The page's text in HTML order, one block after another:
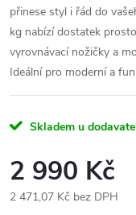
přinese styl i řád do
kg nabízí dostatek
vyrovnávací nožičky a
Ideální pro moderní a
Skladem u
2 990 Kč
2 471,07 Kč bez DPH